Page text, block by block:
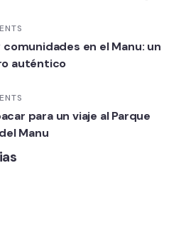
en el Manu: un
auténtico
para un viaje al Parque
Manu